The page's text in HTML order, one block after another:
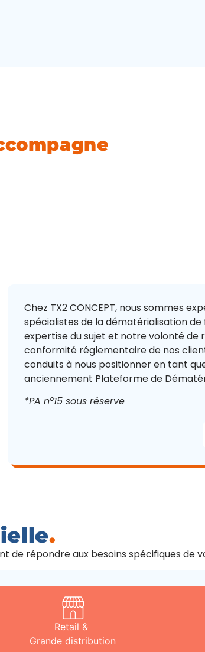
Chez TX2 CONCEPT, nous sommes
spécialistes de la dématérialisation de
expertise du sujet et notre volonté de
conformité réglementaire de nos
conduits à nous positionner en tant
anciennement Plateforme de
*PA n°15 sous réserve
.
de répondre aux besoins spécifiques de
Retail &
Grande distribution